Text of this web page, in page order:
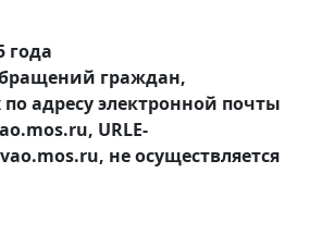
года
граждан,
адресу электронной почты
URLE-
не осуществляется